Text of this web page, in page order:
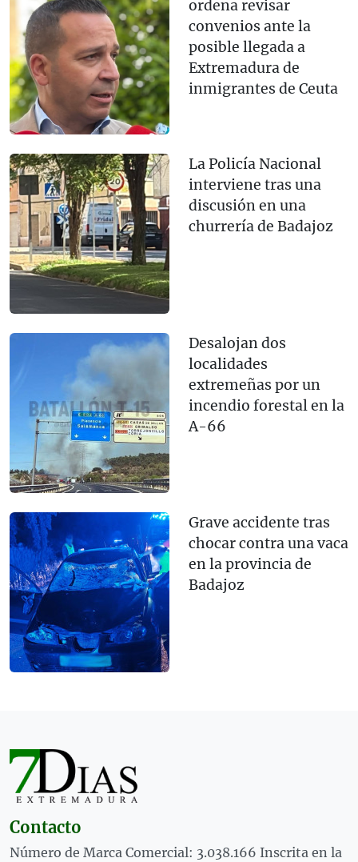
ordena revisar
convenios ante la
posible llegada a
Extremadura de
inmigrantes de Ceuta
La Policía Nacional
interviene tras una
discusión en una
churrería de Badajoz
Desalojan dos
localidades
extremeñas por un
incendio forestal en la
A-66
Grave accidente tras
chocar contra una vaca
en la provincia de
Badajoz
Contacto
Número de Marca Comercial: 3.038.166 Inscrita en la